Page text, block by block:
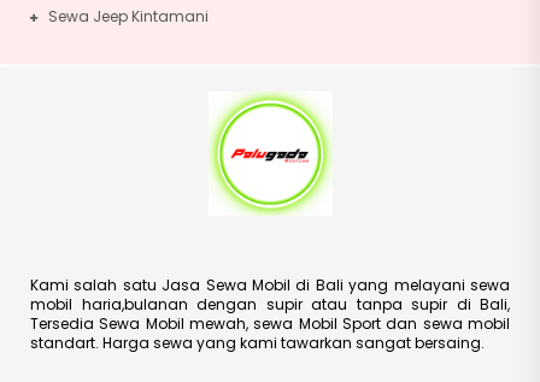
Sewa Jeep Kintamani
Kami salah satu Jasa Sewa Mobil di Bali yang melayani sewa
mobil haria,bulanan dengan supir atau tanpa supir di Bali,
Tersedia Sewa Mobil mewah, sewa Mobil Sport dan sewa mobil
standart. Harga sewa yang kami tawarkan sangat bersaing.